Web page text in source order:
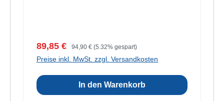
Verkaufspreis:
89,85 € Regulärer Preis:
94,90 € (5.32% gespart)
Preise inkl. MwSt. zzgl. Versandkosten
In den Warenkorb